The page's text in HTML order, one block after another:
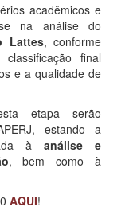
acadêmicos e
na análise do
Lattes, conforme
final
e a qualidade de
etapa serão
estando a
à análise e
, bem como à
AQUI!